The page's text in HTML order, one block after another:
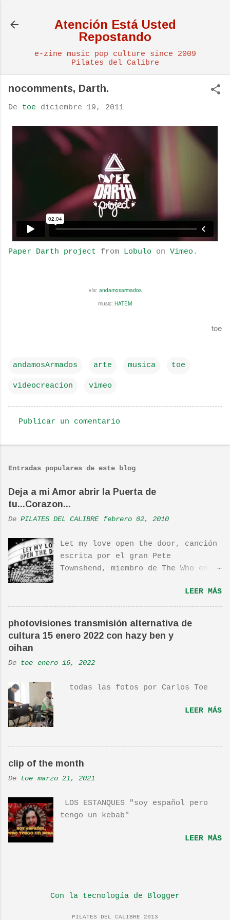
Atención Está Usted
Repostando
e-zine music pop culture since 2009
Pilates del Calibre
nocomments, Darth.
De toe diciembre 19, 2011
Paper Darth project from Lobulo on Vimeo .
vía: andamosarmados
music: HATEM
toe
andamosArmados arte musica toe
videocreacion vimeo
o
n
t
a
i
o
s
Publicar un comentario
Entradas populares de este blog
Deja a mi Amor abrir la Puerta de
tu...Corazon...
De PILATES DEL CALIBRE febrero 02, 2010
Let my love open the door, canción
escrita por el gran Pete
Townshend, miembro de The Who en
Glass, del mismo año, y que llego
a estar en el top 10. La cancion
es deliciosa de por si, de hecho
ha sido versionada cienes y cienes
de veces. Aquí os dejo el vídeo de
ver una estupenda película llamada
por TOE hace unos posts.Yo también
os la recomiendo. En una escena de
magnifica Per-Versión de este tema
de Townshend. PINCHA AQUÍ Y LA
LEER MÁS
photovisiones transmisión alternativa de
cultura 15 enero 2022 con hazy ben y
oihan
De toe enero 16, 2022
todas las fotos por Carlos Toe
LEER MÁS
clip of the month
De toe marzo 21, 2021
LOS ESTANQUES "soy español pero
tengo un kebab"
LEER MÁS
Con la tecnología de Blogger
PILATES DEL CALIBRE 2013